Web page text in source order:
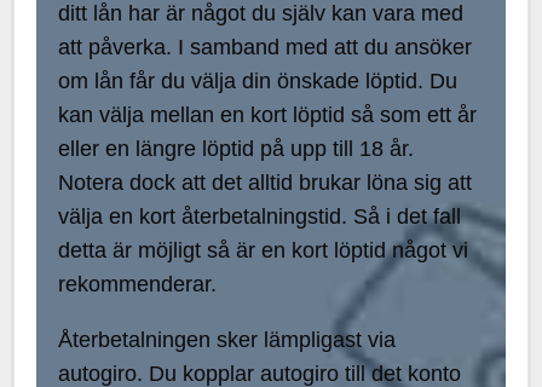
ditt lån har är något du själv kan vara med
att påverka. I samband med att du ansöker
om lån får du välja din önskade löptid. Du
kan välja mellan en kort löptid så som ett år
eller en längre löptid på upp till 18 år.
Notera dock att det alltid brukar löna sig att
välja en kort återbetalningstid. Så i det fall
detta är möjligt så är en kort löptid något vi
rekommenderar.
Återbetalningen sker lämpligast via
autogiro. Du kopplar autogiro till det konto